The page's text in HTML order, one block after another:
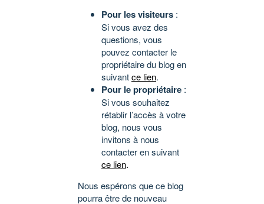
Pour les visiteurs :
Si vous avez des
questions, vous
pouvez contacter le
propriétaire du blog en
suivantce lien.
Pour le propriétaire :
Si vous souhaitez
rétablir l’accès à votre
blog, nous vous
invitons à nous
contacter en suivant
ce lien.
Nous espérons que ce blog
pourra être de nouveau